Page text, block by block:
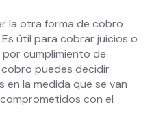
la otra forma de cobro
útil para cobrar juicios o
cumplimiento de
puedes decidir
la medida que se van
con el